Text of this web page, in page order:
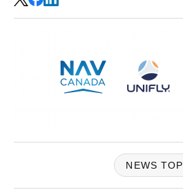
NEWS TOP